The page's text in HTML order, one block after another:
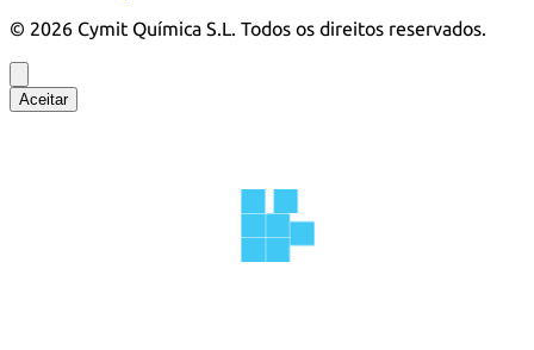
© 2026 Cymit Química S.L. Todos os direitos reservados.
Aceitar